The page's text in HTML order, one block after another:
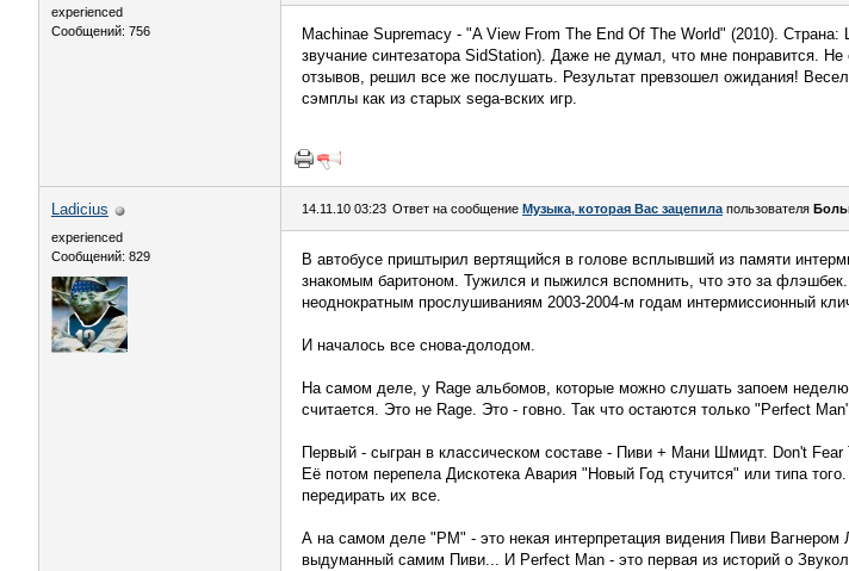
experienced
Сообщений: 756
Machinae Supremacy - "A View From The End Of The World" (2010).
звучание синтезатора SidStation). Даже не думал, что мне понравится.
отзывов, решил все же послушать. Результат превзошел ожидания!
сэмплы как из старых sega-вских игр.
Ladicius
experienced
Сообщений: 829
14.11.10 03:23 Ответ на сообщение Музыка, которая Вас зацепила пользователя
В автобусе приштырил вертящийся в голове всплывший из памяти
знакомым баритоном. Тужился и пыжился вспомнить, что это за
неоднократным прослушиваниям 2003-2004-м годам интермиссионный
И началось все снова-долодом.
На самом деле, у Rage альбомов, которые можно слушать запоем
считается. Это не Rage. Это - говно. Так что остаются только "Perfect
Первый - сыгран в классическом составе - Пиви + Мани Шмидт. Don't Fear
Её потом перепела Дискотека Авария "Новый Год стучится" или типа
передирать их все.
А на самом деле "PM" - это некая интерпретация видения Пиви Вагнером
выдуманный самим Пиви... И Perfect Man - это первая из историй о